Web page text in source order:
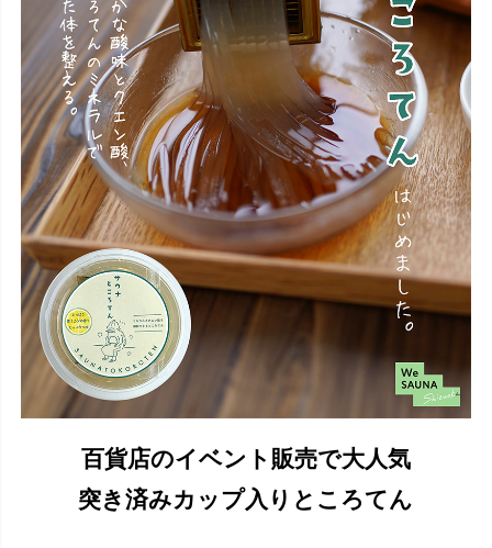
百貨店のイベント販売で大人気
突き済みカップ入りところてん